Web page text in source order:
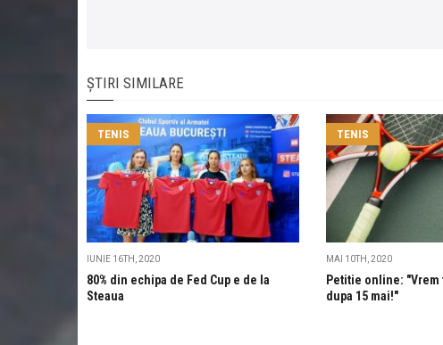
ȘTIRI SIMILARE
TENIS
IUNIE 16TH, 2020
80% din echipa de Fed Cup e de la
Steaua
TENIS
MAI 10TH, 2020
Petitie online: "Vrem
dupa 15 mai!"